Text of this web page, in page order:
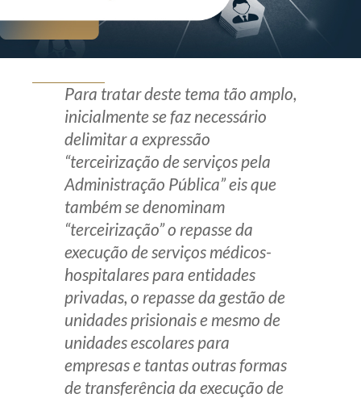
Capacitação
Zênite Online
Eventos presenciais
Zênite in Company
Diferenciais
Receba por RSS
Av. Sete de Setembro, 4698
Batel Curitiba/PR CEP80240-000
Telefone (41) 2109-8666
Whatsapp (41) 98881-6616
Para tratar deste tema tão amplo,
inicialmente se faz necessário
delimitar a expressão
“terceirização de serviços pela
Administração Pública” eis que
também se denominam
“terceirização” o repasse da
execução de serviços médicos-
hospitalares para entidades
privadas, o repasse da gestão de
unidades prisionais e mesmo de
unidades escolares para
empresas e tantas outras formas
de transferência da execução de